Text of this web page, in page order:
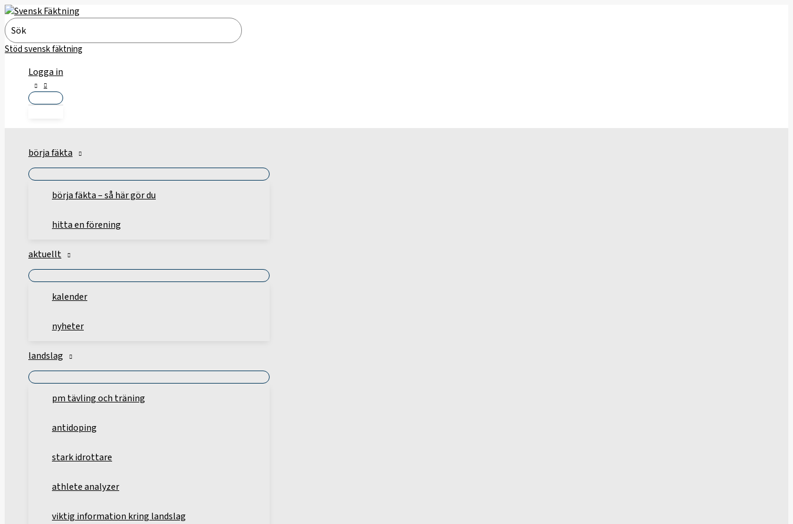
Hoppa
till
innehåll
Search
for:
Stöd svensk fäktning
Logga in
börja fäkta
börja fäkta – så här gör du
hitta en förening
aktuellt
kalender
nyheter
landslag
pm tävling och träning
antidoping
stark idrottare
athlete analyzer
viktig information kring landslag